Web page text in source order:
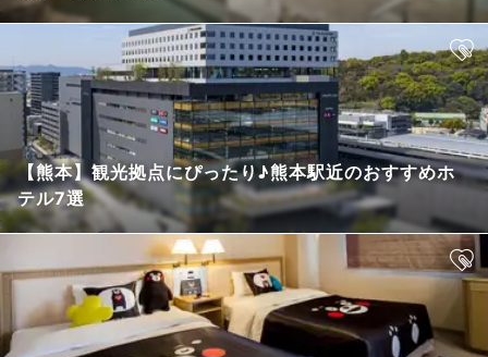
【熊本】観光拠点にぴったり♪熊本駅近のおすすめホ
テル7選